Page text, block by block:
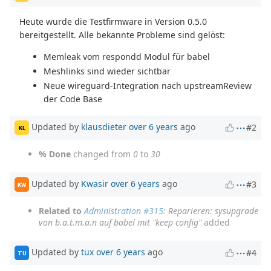
Heute wurde die Testfirmware in Version 0.5.0
bereitgestellt. Alle bekannte Probleme sind gelöst:
Memleak vom respondd Modul für babel
Meshlinks sind wieder sichtbar
Neue wireguard-Integration nach upstreamReview
der Code Base
KL Updated by klausdieter over 6 years ago #2
% Done changed from 0 to 30
KW Updated by Kwasir over 6 years ago #3
Related to Administration #315: Reparieren: sysupgrade
von b.a.t.m.a.n auf babel mit "keep config"added
TU Updated by tux over 6 years ago #4